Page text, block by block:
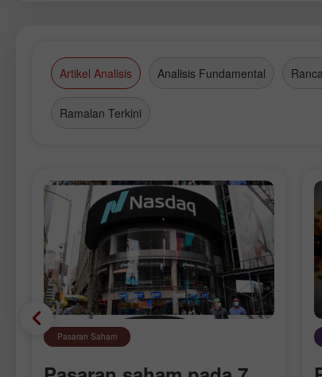
Artikel Analisis Analisis Fundamental
Ramalan Terkini
Pasaran Saham